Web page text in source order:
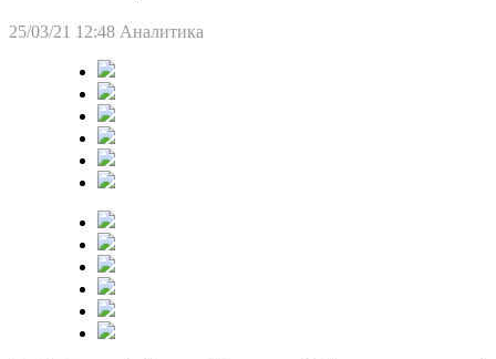
25/03/21 12:48 Аналитика